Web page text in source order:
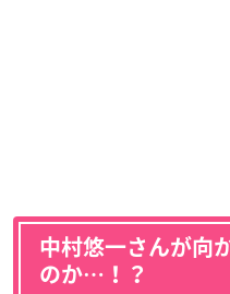
中村悠一さんが向
のか…！？